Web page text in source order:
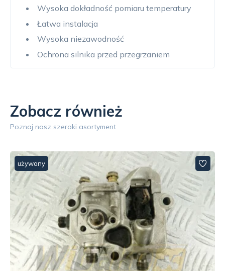
Wysoka dokładność pomiaru temperatury
Łatwa instalacja
Wysoka niezawodność
Ochrona silnika przed przegrzaniem
Zobacz również
Poznaj nasz szeroki asortyment
używany